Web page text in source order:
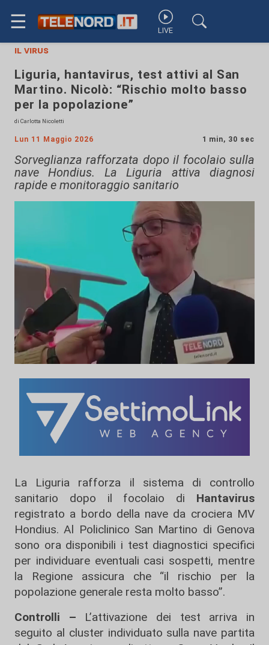
☰ LIVE
il virus
Liguria, hantavirus, test attivi al San
Martino. Nicolò: “Rischio molto basso
per la popolazione”
di Carlotta Nicoletti
Lun 11 Maggio 2026 1 min, 30 sec
Sorveglianza rafforzata dopo il focolaio sulla
nave Hondius. La Liguria attiva diagnosi
rapide e monitoraggio sanitario
La Liguria rafforza il sistema di controllo
sanitario dopo il focolaio di Hantavirus
registrato a bordo della nave da crociera MV
Hondius. Al Policlinico San Martino di Genova
sono ora disponibili i test diagnostici specifici
per individuare eventuali casi sospetti, mentre
la Regione assicura che “il rischio per la
popolazione generale resta molto basso”.
Controlli – L’attivazione dei test arriva in
seguito al cluster individuato sulla nave partita